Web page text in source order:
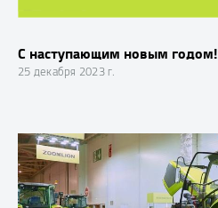
С наступающим новым годом!
25 декабря 2023 г.